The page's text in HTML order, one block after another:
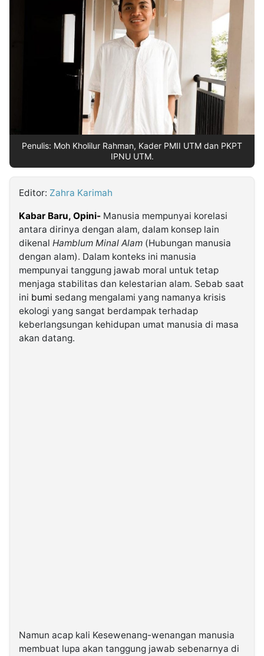
Dinamikapost.com
Kabarbaru.co
2026
Kabarbaru
Media
Penulis: Moh Kholilur Rahman, Kader PMII UTM dan PKPT
IPNU UTM.
Editor: Zahra Karimah
Kabar Baru, Opini- Manusia mempunyai korelasi
antara dirinya dengan alam, dalam konsep lain
dikenal Hamblum Minal Alam (Hubungan manusia
dengan alam). Dalam konteks ini manusia
mempunyai tanggung jawab moral untuk tetap
menjaga stabilitas dan kelestarian alam. Sebab saat
ini bumi sedang mengalami yang namanya krisis
ekologi yang sangat berdampak terhadap
keberlangsungan kehidupan umat manusia di masa
akan datang.
Namun acap kali Kesewenang-wenangan manusia
membuat lupa akan tanggung jawab sebenarnya di